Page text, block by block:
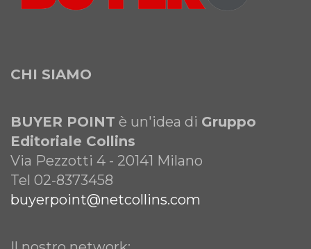
CHI SIAMO
BUYER POINT è un'idea di Gruppo
Editoriale Collins
Via Pezzotti 4 - 20141 Milano
Tel 02-8373458
buyerpoint@netcollins.com